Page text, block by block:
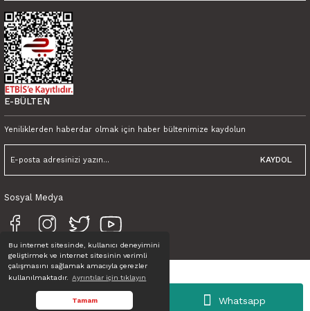
Bu internet sitesinde, kullanıcı deneyimini
geliştirmek ve internet sitesinin verimli
çalışmasını sağlamak amacıyla çerezler
kullanılmaktadır.
Ayrıntılar için tıklayın
Tamam Whatsapp
Tink 3D Duvar Paneli Boyanabilir Dekota 60x120 cm Yaprak Desenli
Tink Kendinden Yapışkanlı Fayans Kaplama Pvc Yer Döşemesi Karnaval
E-BÜLTEN
Yeniliklerden haberdar olmak için haber bültenimize kaydolun
KAYDOL
Sosyal Medya
Tüm Hakları Saklıdır. © TINK